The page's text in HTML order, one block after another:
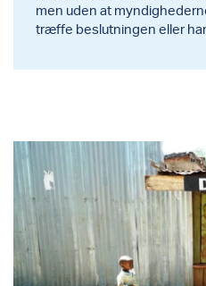
men uden at
træffe beslutningen eller